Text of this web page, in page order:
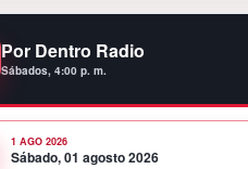
Santiago
Premios a la Moda
quinta edición en el Teatro
Por Dentro Radio
Sábados, 4:00 p. m.
1 AGO 2026
Sábado, 01 agosto 2026